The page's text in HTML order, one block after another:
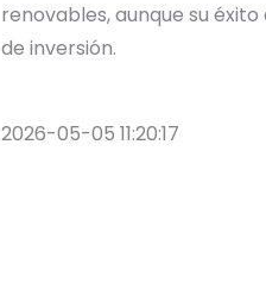
renovables, aunque su
de inversión.
2026-05-05 11:20:17